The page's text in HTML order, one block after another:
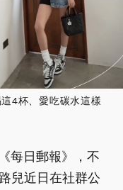
4杯、愛吃碳水這樣
每日郵報》，不
兒近日在社群公